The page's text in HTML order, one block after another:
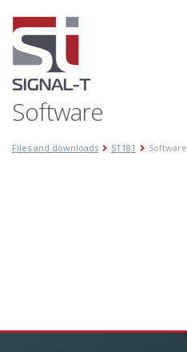
Software
Files and downloads ST181 Software